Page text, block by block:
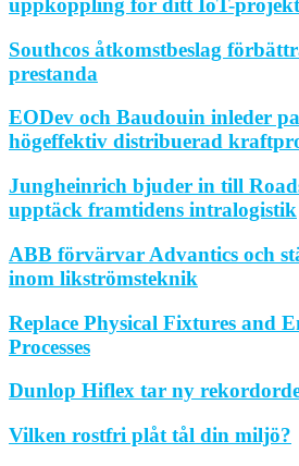
uppkoppling för ditt IoT-projekt
Southcos åtkomstbeslag
prestanda
EODev och Baudouin inleder
högeffektiv distribuerad
Jungheinrich bjuder in till
upptäck framtidens intralogistik
ABB förvärvar Advantics och
inom likströmsteknik
Replace Physical Fixtures and
Processes
Dunlop Hiflex tar ny
Vilken rostfri plåt tål din miljö?